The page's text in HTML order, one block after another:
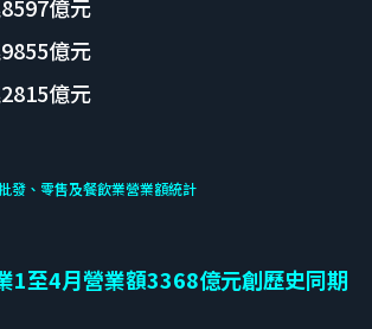
億元
億元
億元
、零售及餐飲業營業額統計
1至4月營業額3368億元創歷史同期